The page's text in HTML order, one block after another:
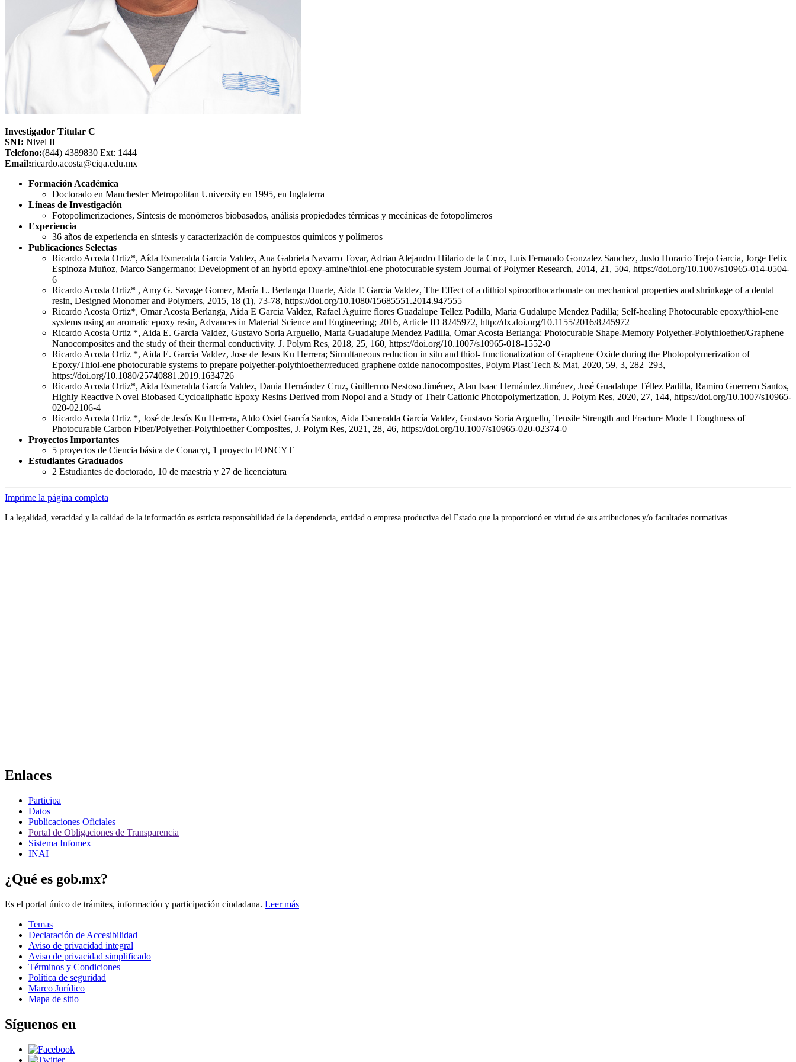
Investigador Titular C
SNI: Nivel II
Telefono:(844) 4389830 Ext: 1444
Email:ricardo.acosta@ciqa.edu.mx
Formación Académica
Doctorado en Manchester Metropolitan University en 1995, en Inglaterra
Líneas de Investigación
Fotopolimerizaciones, Síntesis de monómeros biobasados, análisis propiedades térmicas y mecánicas de fotopolímeros
Experiencia
36 años de experiencia en síntesis y caracterización de compuestos químicos y polímeros
Publicaciones Selectas
Ricardo Acosta Ortiz*, Aída Esmeralda Garcia Valdez, Ana Gabriela Navarro Tovar, Adrian Alejandro Hilario de la Cruz, Luis Fernando Gonzalez Sanchez, Justo Horacio Trejo Garcia, Jorge Felix
Espinoza Muñoz, Marco Sangermano; Development of an hybrid epoxy-amine/thiol-ene photocurable system Journal of Polymer Research, 2014, 21, 504, https://doi.org/10.1007/s10965-014-0504-
6
Ricardo Acosta Ortiz* , Amy G. Savage Gomez, María L. Berlanga Duarte, Aida E Garcia Valdez, The Effect of a dithiol spiroorthocarbonate on mechanical properties and shrinkage of a dental
resin, Designed Monomer and Polymers, 2015, 18 (1), 73-78, https://doi.org/10.1080/15685551.2014.947555
Ricardo Acosta Ortiz*, Omar Acosta Berlanga, Aida E Garcia Valdez, Rafael Aguirre flores Guadalupe Tellez Padilla, Maria Gudalupe Mendez Padilla; Self-healing Photocurable epoxy/thiol-ene
systems using an aromatic epoxy resin, Advances in Material Science and Engineering; 2016, Article ID 8245972, http://dx.doi.org/10.1155/2016/8245972
Ricardo Acosta Ortiz *, Aida E. Garcia Valdez, Gustavo Soria Arguello, Maria Guadalupe Mendez Padilla, Omar Acosta Berlanga: Photocurable Shape-Memory Polyether-Polythioether/Graphene
Nanocomposites and the study of their thermal conductivity. J. Polym Res, 2018, 25, 160, https://doi.org/10.1007/s10965-018-1552-0
Ricardo Acosta Ortiz *, Aida E. Garcia Valdez, Jose de Jesus Ku Herrera; Simultaneous reduction in situ and thiol- functionalization of Graphene Oxide during the Photopolymerization of
Epoxy/Thiol-ene photocurable systems to prepare polyether-polythioether/reduced graphene oxide nanocomposites, Polym Plast Tech & Mat, 2020, 59, 3, 282–293,
https://doi.org/10.1080/25740881.2019.1634726
Ricardo Acosta Ortiz*, Aida Esmeralda García Valdez, Dania Hernández Cruz, Guillermo Nestoso Jiménez, Alan Isaac Hernández Jiménez, José Guadalupe Téllez Padilla, Ramiro Guerrero Santos,
Highly Reactive Novel Biobased Cycloaliphatic Epoxy Resins Derived from Nopol and a Study of Their Cationic Photopolymerization, J. Polym Res, 2020, 27, 144, https://doi.org/10.1007/s10965-
020-02106-4
Ricardo Acosta Ortiz *, José de Jesús Ku Herrera, Aldo Osiel García Santos, Aida Esmeralda García Valdez, Gustavo Soria Arguello, Tensile Strength and Fracture Mode I Toughness of
Photocurable Carbon Fiber/Polyether-Polythioether Composites, J. Polym Res, 2021, 28, 46, https://doi.org/10.1007/s10965-020-02374-0
Proyectos Importantes
5 proyectos de Ciencia básica de Conacyt, 1 proyecto FONCYT
Estudiantes Graduados
2 Estudiantes de doctorado, 10 de maestría y 27 de licenciatura
Imprime la página completa
La legalidad, veracidad y la calidad de la información es estricta responsabilidad de la dependencia, entidad o empresa productiva del Estado que la proporcionó en virtud de sus atribuciones y/o facultades normativas.
Enlaces
Participa
Datos
Publicaciones Oficiales
Portal de Obligaciones de Transparencia
Sistema Infomex
INAI
¿Qué es gob.mx?
Es el portal único de trámites, información y participación ciudadana. Leer más
Temas
Declaración de Accesibilidad
Aviso de privacidad integral
Aviso de privacidad simplificado
Términos y Condiciones
Política de seguridad
Marco Jurídico
Mapa de sitio
Síguenos en